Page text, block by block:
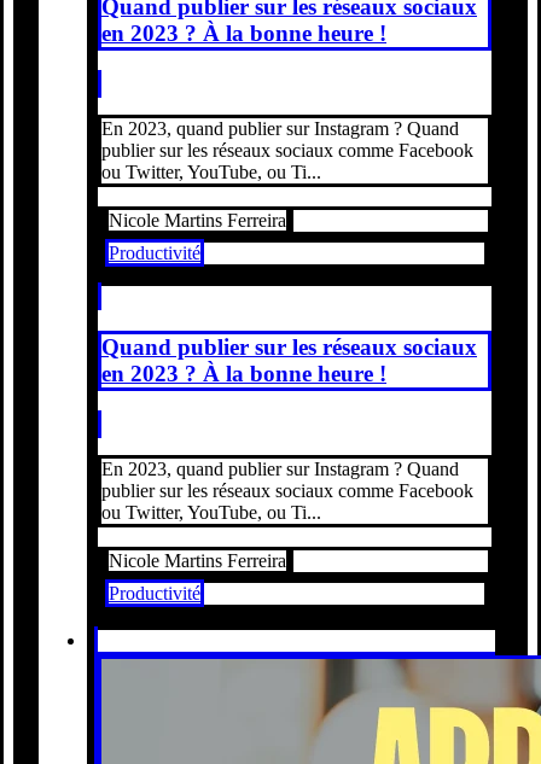
Quand publier sur les réseaux sociaux
en 2023 ? À la bonne heure !
En 2023, quand publier sur Instagram ? Quand
publier sur les réseaux sociaux comme Facebook
ou Twitter, YouTube, ou Ti...
Nicole Martins Ferreira
Productivité
Quand publier sur les réseaux sociaux
en 2023 ? À la bonne heure !
En 2023, quand publier sur Instagram ? Quand
publier sur les réseaux sociaux comme Facebook
ou Twitter, YouTube, ou Ti...
Nicole Martins Ferreira
Productivité